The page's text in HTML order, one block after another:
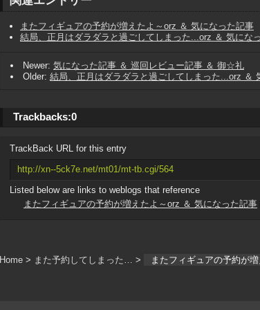
またフィギュアの予約が増えたよ～orz ＆ 気になった記事
結局、正月はダラダラと過ごしてしまった...orz ＆ 気にな
Newer: 気になった記事 ＆ 巡回レビュー記事 ＆ 御☆礼
Older: 結局、正月はダラダラと過ごしてしまった...orz ＆
Trackbacks:0
TrackBack URL for this entry
http://xn--5ck7e.net/mt01/mt-tb.cgi/564
Listed below are links to weblogs that reference
またフィギュアの予約が増えたよ～orz ＆ 気になった記事
Home > また予約してしまった… > またフィギュアの予約が